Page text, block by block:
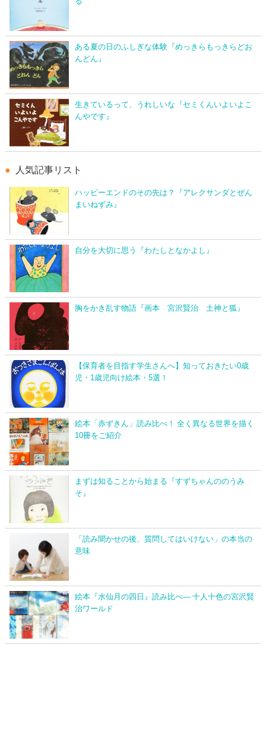
ある夏の日のふしぎな体験『めっきらもっきらどお
んどん』
生きているって、うれしいな『セミくんいよいよこ
んやです』
人気記事リスト
ハッピーエンドのその先は？『アレクサンダとぜん
まいねずみ』
自分を大切に思う『わたしとなかよし』
胸をかき乱す物語『画本 宮沢賢治 土神と狐』
【保育者を目指す学生さんへ】知っておきたい0歳
児・1歳児向け絵本・5選！
絵本「赤ずきん」読み比べ！ 全く異なる世界を描く
10冊をご紹介
まずは知ることから始まる『すずちゃんののうみ
そ』
「読み聞かせの後、質問してはいけない」の本当の
意味
絵本『水仙月の四日』読み比べ― 十人十色の宮沢賢
治ワールド